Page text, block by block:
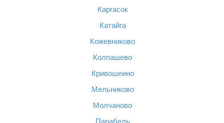
Каргасок
Катайга
Кожевниково
Колпашево
Кривошеино
Мельниково
Молчаново
Парабель